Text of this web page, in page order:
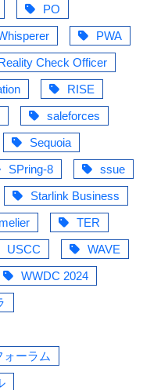
PO
PWA
Check Officer
RISE
saleforces
Sequoia
SPring-8
ssue
Starlink Business
TER
USCC
WAVE
WWDC 2024
ーラム